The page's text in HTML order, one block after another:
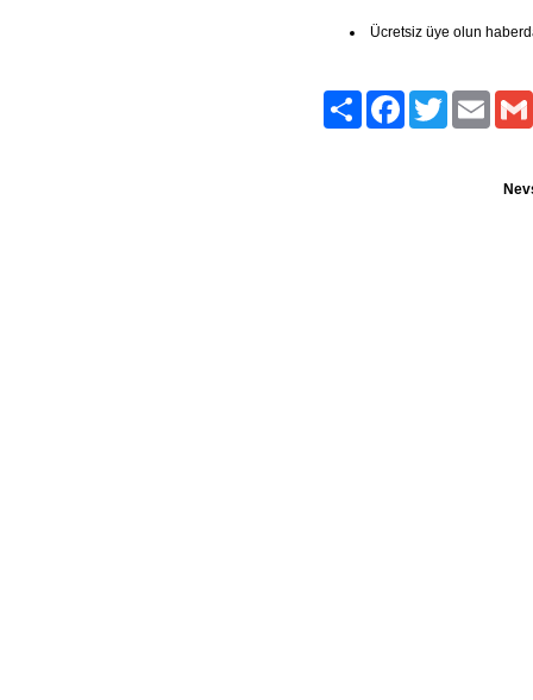
Ücretsiz üye olun
Paylaş FacebookTwitter Email